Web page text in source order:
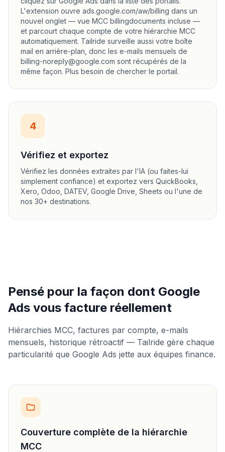
L'extension ouvre ads.google.com/aw/billing dans un
nouvel onglet — vue MCC billingdocuments incluse —
et parcourt chaque compte de votre hiérarchie MCC
automatiquement. Tailride surveille aussi votre boîte
mail en arrière-plan, donc les e-mails mensuels de
billing-noreply@google.com sont récupérés de la
même façon. Plus besoin de chercher le portail.
4
Vérifiez et exportez
Vérifiez les données extraites par l'IA (ou faites-lui
simplement confiance) et exportez vers QuickBooks,
Xero, Odoo, DATEV, Google Drive, Sheets ou l'une de
nos 30+ destinations.
Pensé pour la façon dont Google
Ads vous facture réellement
Hiérarchies MCC, factures par compte, e-mails
mensuels, historique rétroactif — Tailride gère chaque
particularité que Google Ads jette aux équipes finance.
Couverture complète de la hiérarchie
MCC